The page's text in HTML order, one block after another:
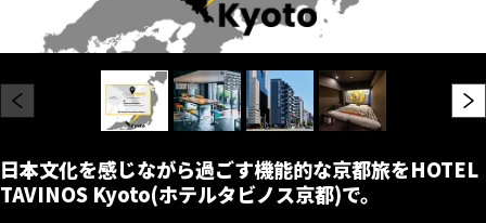
日本文化を感じながら過ごす機能的な京都旅をHOTEL
TAVINOS Kyoto(ホテルタビノス京都)で。